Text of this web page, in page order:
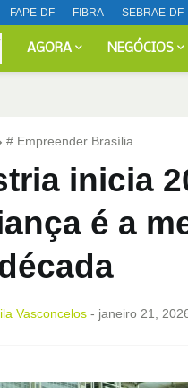
FAPE-DF FIBRA SEBRAE-DF
AGORA NEGÓCIOS
# Empreender Brasília
inicia
é a
Vasconcelos - janeiro 21,